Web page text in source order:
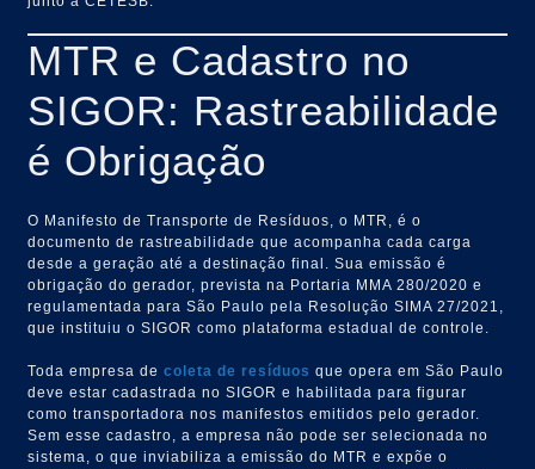
MTR e Cadastro no
SIGOR: Rastreabilidade
é Obrigação
O Manifesto de Transporte de Resíduos, o MTR, é o
documento de rastreabilidade que acompanha cada carga
desde a geração até a destinação final. Sua emissão é
obrigação do gerador, prevista na Portaria MMA 280/2020 e
regulamentada para São Paulo pela Resolução SIMA 27/2021,
que instituiu o SIGOR como plataforma estadual de controle.
Toda empresa decoleta de resíduos que opera em São Paulo
deve estar cadastrada no SIGOR e habilitada para figurar
como transportadora nos manifestos emitidos pelo gerador.
Sem esse cadastro, a empresa não pode ser selecionada no
sistema, o que inviabiliza a emissão do MTR e expõe o